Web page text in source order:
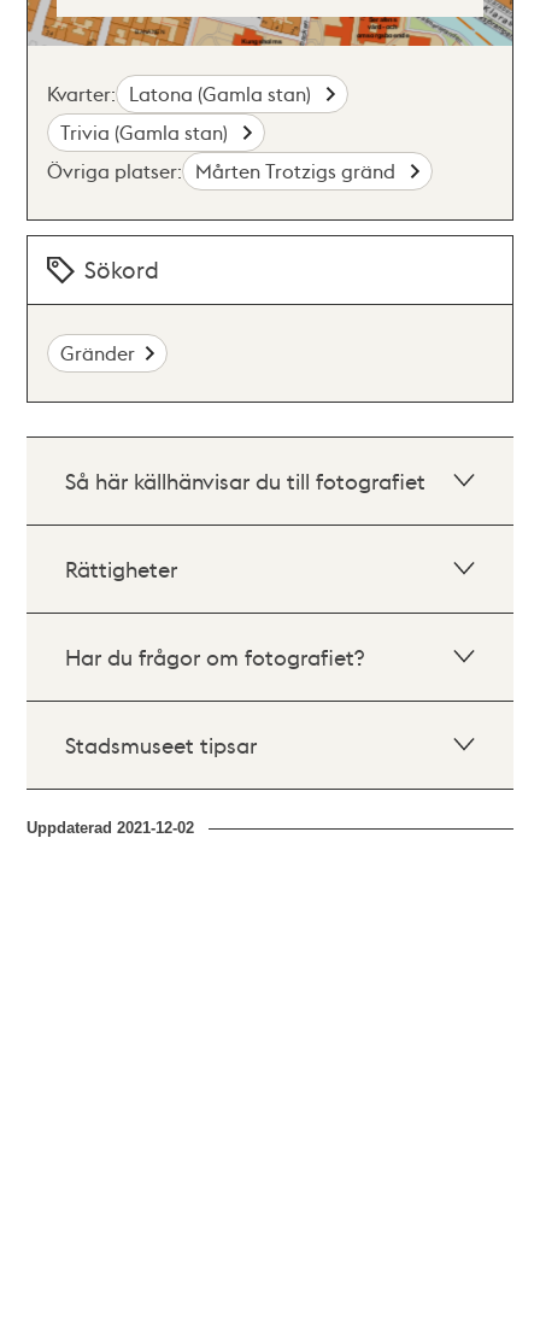
Kvarter: Latona (Gamla stan)
Trivia (Gamla stan)
Övriga platser: Mårten Trotzigs gränd
Sökord
Gränder
Så här källhänvisar du till fotografiet
Rättigheter
Har du frågor om fotografiet?
Stadsmuseet tipsar
Uppdaterad2021-12-02